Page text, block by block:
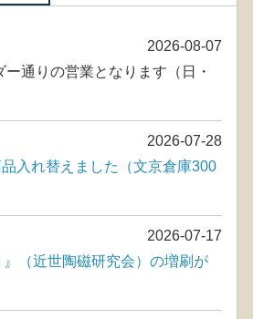
2026-08-07
通りの営業となります（日・
2026-07-28
入れ替えました（文京倉庫300
2026-07-17
』（近世陶磁研究会）の増刷が